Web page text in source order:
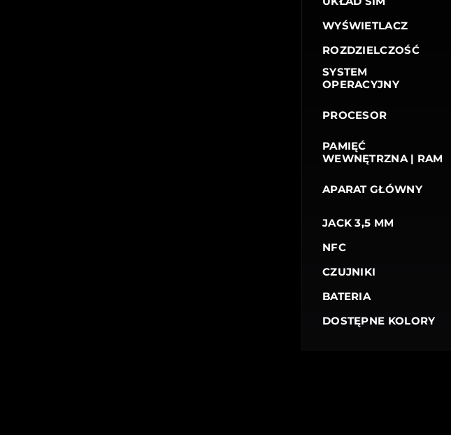
WYŚWIETLACZ
ROZDZIELCZOŚĆ
SYSTEM
OPERACYJNY
PROCESOR
PAMIĘĆ
WEWNĘTRZNA | RAM
APARAT GŁÓWNY
JACK 3,5 MM
NFC
CZUJNIKI
BATERIA
DOSTĘPNE KOLORY